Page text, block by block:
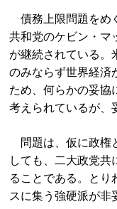
債務上限問題をめ
共和党のケビン・マ
が継続されている。
のみならず世界経済
ため、何らかの妥協
考えられているが、
問題は、仮に政権
しても、二大政党共
ることである。とり
スに集う強硬派が非